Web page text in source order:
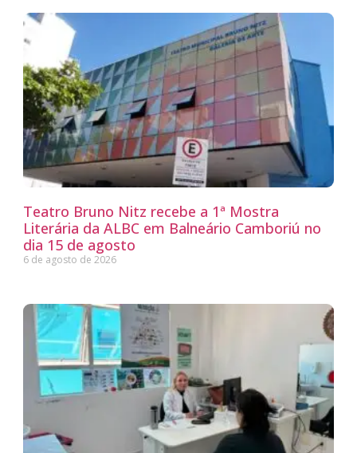
Teatro Bruno Nitz recebe a 1ª Mostra
Literária da ALBC em Balneário Camboriú no
dia 15 de agosto
6 de agosto de 2026